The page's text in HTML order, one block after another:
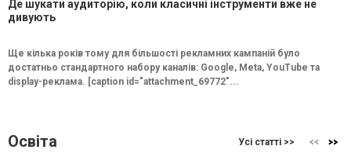
Де шукати аудиторію, коли класичні інструменти вже не
дивують
Ще кілька років тому для більшості рекламних кампаній було
достатньо стандартного набору каналів: Google, Meta, YouTube та
display-реклама. [caption id="attachment_69772"...
Освіта Усі статті >>